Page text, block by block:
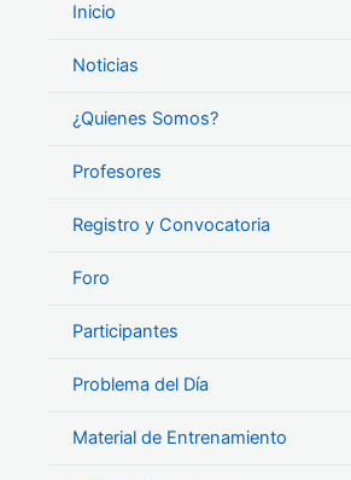
Inicio
Noticias
¿Quienes Somos?
Profesores
Registro y Convocatoria
Foro
Participantes
Problema del Día
Material de Entrenamiento